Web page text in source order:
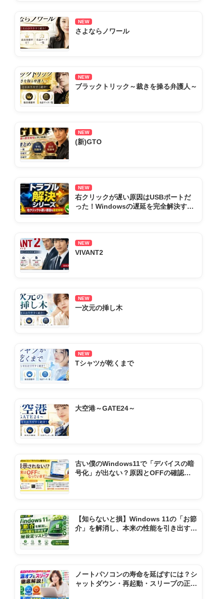
NEW
さよならノワール
NEW
ブラックトリック～裁きを操る弁護人～
NEW
(新)GTO
NEW
右クリックが遅い原因はUSBポートだ
った！Windowsの遅延を完全解決する
NEW
VIVANT2
NEW
一次元の挿し木
NEW
Tシャツが乾くまで
大空港～GATE24～
古い僕のWindows11で「デバイスの暗
号化」が出ない？原因とOFFの確認方
【知らないと損】Windows 11の「お節
介」を解消し、本来の性能を引き出す極
ノートパソコンの寿命を延ばすには？シ
ャットダウン・再起動・スリープの正し